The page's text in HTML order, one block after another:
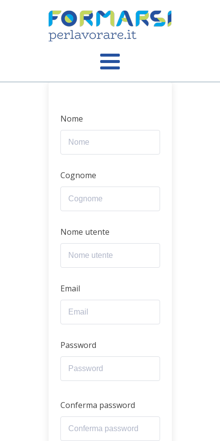
Nome
Cognome
Nome utente
Email
Password
Conferma password